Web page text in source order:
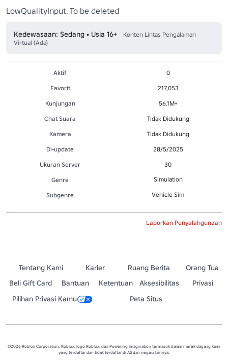
LowQualityInput. To be deleted
Kedewasaan: Sedang • Usia 16+
Konten Lintas Pengalaman
Virtual (Ada)
Aktif
0
Favorit
217,053
Kunjungan
56.1M+
Chat Suara
Tidak Didukung
Kamera
Tidak Didukung
Di-update
28/5/2025
Ukuran Server
30
Genre
Simulation
Subgenre Vehicle Sim
Laporkan Penyalahgunaan
Tentang Kami Karier Ruang Berita
Orang Tua
Beli Gift Card
Bantuan Ketentuan Aksesibilitas
Privasi
Pilihan Privasi Kamu
Peta Situs
©2026 Roblox Corporation. Roblox, logo Roblox, dan Powering Imagination termasuk dalam merek dagang kami
yang terdaftar dan tidak terdaftar di AS dan negara lainnya.